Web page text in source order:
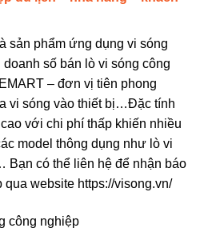
sản phẩm ứng dụng vi sóng
số bán lò vi sóng công
– đơn vị tiên phong
vi sóng vào thiết bị…Đặc tính
với chi phí thấp khiến nhiều
model thông dụng như lò vi
Bạn có thể liên hệ để nhận báo
website https://visong.vn/